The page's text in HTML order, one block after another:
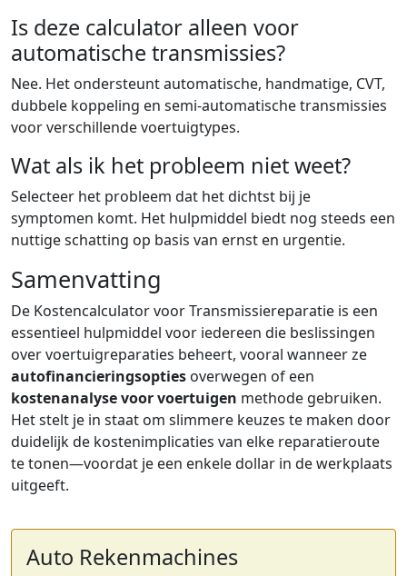
Is deze calculator alleen voor
automatische transmissies?
Nee. Het ondersteunt automatische, handmatige, CVT,
dubbele koppeling en semi-automatische transmissies
voor verschillende voertuigtypes.
Wat als ik het probleem niet weet?
Selecteer het probleem dat het dichtst bij je
symptomen komt. Het hulpmiddel biedt nog steeds een
nuttige schatting op basis van ernst en urgentie.
Samenvatting
De Kostencalculator voor Transmissiereparatie is een
essentieel hulpmiddel voor iedereen die beslissingen
over voertuigreparaties beheert, vooral wanneer ze
autofinancieringsopties overwegen of een
kostenanalyse voor voertuigen methode gebruiken.
Het stelt je in staat om slimmere keuzes te maken door
duidelijk de kostenimplicaties van elke reparatieroute
te tonen—voordat je een enkele dollar in de werkplaats
uitgeeft.
Auto Rekenmachines